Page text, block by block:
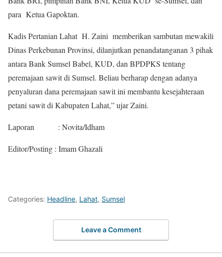
para Ketua Gapoktan.
Kadis Pertanian Lahat H. Zaini memberikan sambutan mewakili
Dinas Perkebunan Provinsi, dilanjutkan penandatanganan 3 pihak
antara Bank Sumsel Babel, KUD, dan BPDPKS tentang
peremajaan sawit di Sumsel. Beliau berharap dengan adanya
penyaluran dana peremajaan sawit ini membantu kesejahteraan
petani sawit di Kabupaten Lahat,” ujar Zaini.
Laporan : Novita/Idham
Editor/Posting : Imam Ghazali
Categories: Headline, Lahat, Sumsel
Leave a Comment